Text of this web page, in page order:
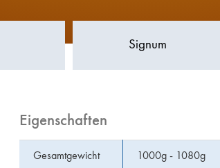
Signum
Eigenschaften
Gesamtgewicht 1000g - 1080g